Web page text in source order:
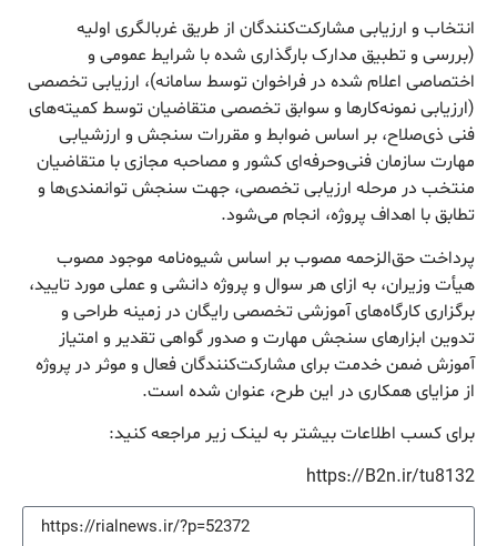
انتخاب و ارزیابی مشارکت‌کنندگان از طریق غربالگری اولیه
(بررسی و تطبیق مدارک بارگذاری شده با شرایط عمومی و
اختصاصی اعلام شده در فراخوان توسط سامانه)، ارزیابی تخصصی
(ارزیابی نمونه‌کارها و سوابق تخصصی متقاضیان توسط کمیته‌های
فنی ذی‌صلاح، بر اساس ضوابط و مقررات سنجش و ارزشیابی
مهارت سازمان فنی‌و‌حرفه‌ای کشور و مصاحبه مجازی با متقاضیان
منتخب در مرحله ارزیابی تخصصی، جهت سنجش توانمندی‌ها و
تطابق با اهداف پروژه، انجام می‌شود.
پرداخت حق‌الزحمه مصوب بر اساس شیوه‌نامه موجود مصوب
هیأت وزیران، به ازای هر سوال و پروژه دانشی و عملی مورد تایید،
برگزاری کارگاه‌های آموزشی تخصصی رایگان در زمینه طراحی و
تدوین ابزارهای سنجش مهارت و صدور گواهی تقدیر و امتیاز
آموزش ضمن خدمت برای مشارکت‌کنندگان فعال و موثر در پروژه
از مزایای همکاری در این طرح‌، عنوان شده است.
برای کسب اطلاعات بیشتر به لینک زیر مراجعه کنید:
https://B2n.ir/tu8132